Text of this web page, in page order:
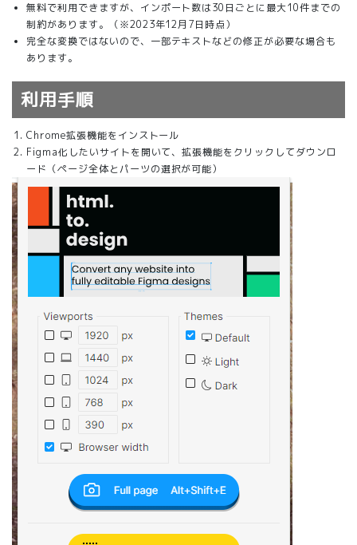
無料で利用できますが、インポート数は30日ごとに最大10件までの
制約があります。（※2023年12月7日時点）
完全な変換ではないので、一部テキストなどの修正が必要な場合も
あります。
利用手順
Chrome拡張機能をインストール
Figma化したいサイトを開いて、拡張機能をクリックしてダウンロ
ード（ページ全体とパーツの選択が可能）